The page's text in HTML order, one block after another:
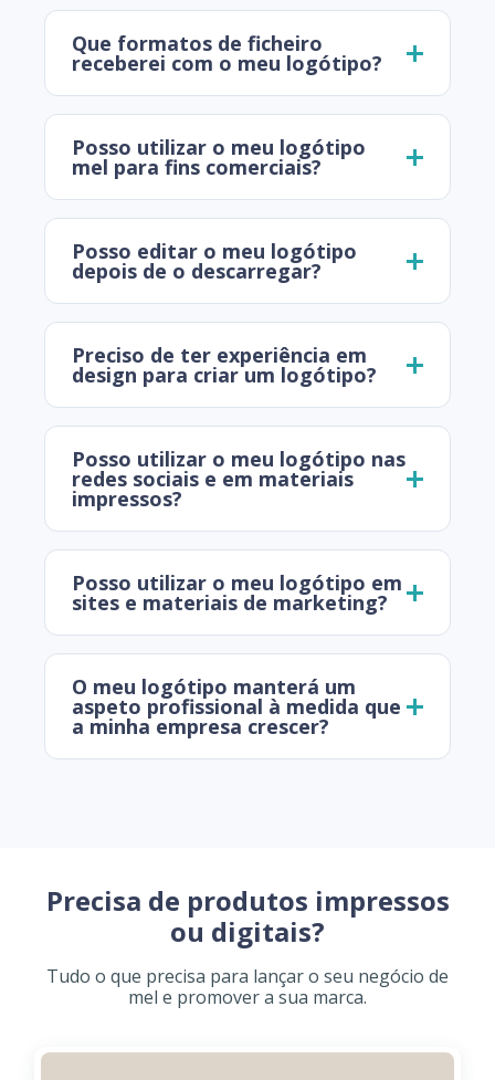
Que formatos de ficheiro
receberei com o meu logótipo?
Posso utilizar o meu logótipo
mel para fins comerciais?
Posso editar o meu logótipo
depois de o descarregar?
Preciso de ter experiência em
design para criar um logótipo?
Posso utilizar o meu logótipo nas
redes sociais e em materiais
impressos?
Posso utilizar o meu logótipo em
sites e materiais de marketing?
O meu logótipo manterá um
aspeto profissional à medida que
a minha empresa crescer?
Precisa de produtos impressos
ou digitais?
Tudo o que precisa para lançar o seu negócio de
mel e promover a sua marca.